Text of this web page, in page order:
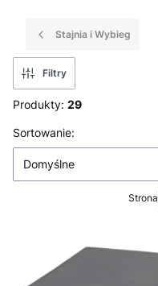
Stajnia i Wybieg
Filtry
Produkty: 29
Lista produktów
Sortowanie:
Domyślne
Strona